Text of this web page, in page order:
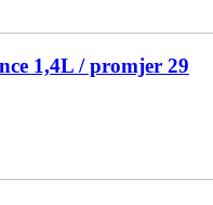
1,4L / promjer 29